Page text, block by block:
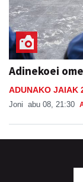
Adinekoei
ADUNAKO JAIAK
Joni abu 08, 21:30